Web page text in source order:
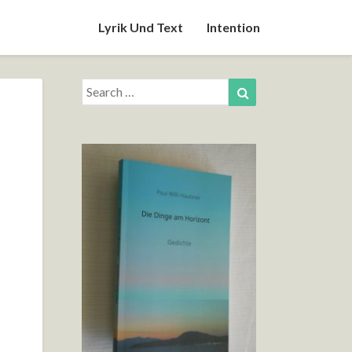
Lyrik Und Text Intention
Search
for: